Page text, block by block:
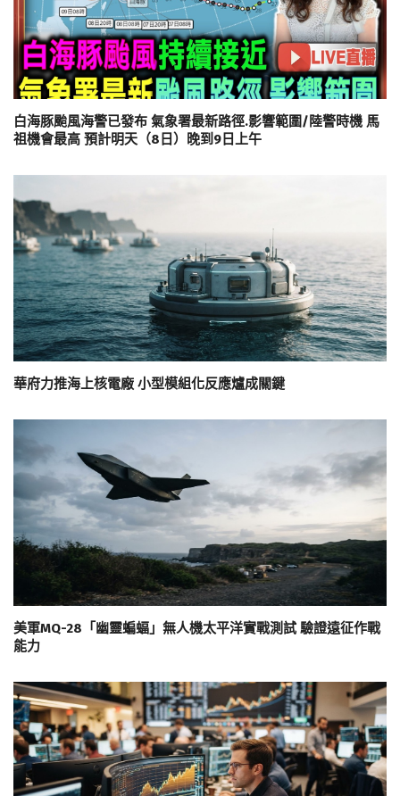
白海豚颱風海警已發布 氣象署最新路徑.影響範圍/陸警時機 馬
祖機會最高 預計明天（8日）晚到9日上午
華府力推海上核電廠 小型模組化反應爐成關鍵
美軍MQ-28「幽靈蝙蝠」無人機太平洋實戰測試 驗證遠征作戰
能力